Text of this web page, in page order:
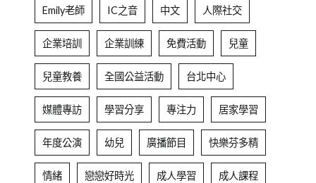
Emily老師 IC之音 中文 人際社交
企業培訓 企業訓練 免費活動 兒童
兒童教養 全國公益活動 台北中心
媒體專訪 學習分享 專注力 居家學習
年度公演 幼兒 廣播節目 快樂芬多精
情緒 戀戀好時光 成人學習 成人課程